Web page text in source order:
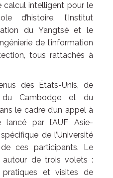
calcul intelligent pour le
d’histoire, l’Institut
du Yangtsé et le
de l’information
tous rattachés à
des États-Unis, de
du Cambodge et du
le cadre d’un appel à
lancé par l’AUF Asie-
de l’Université
ces participants. Le
autour de trois volets :
pratiques et visites de